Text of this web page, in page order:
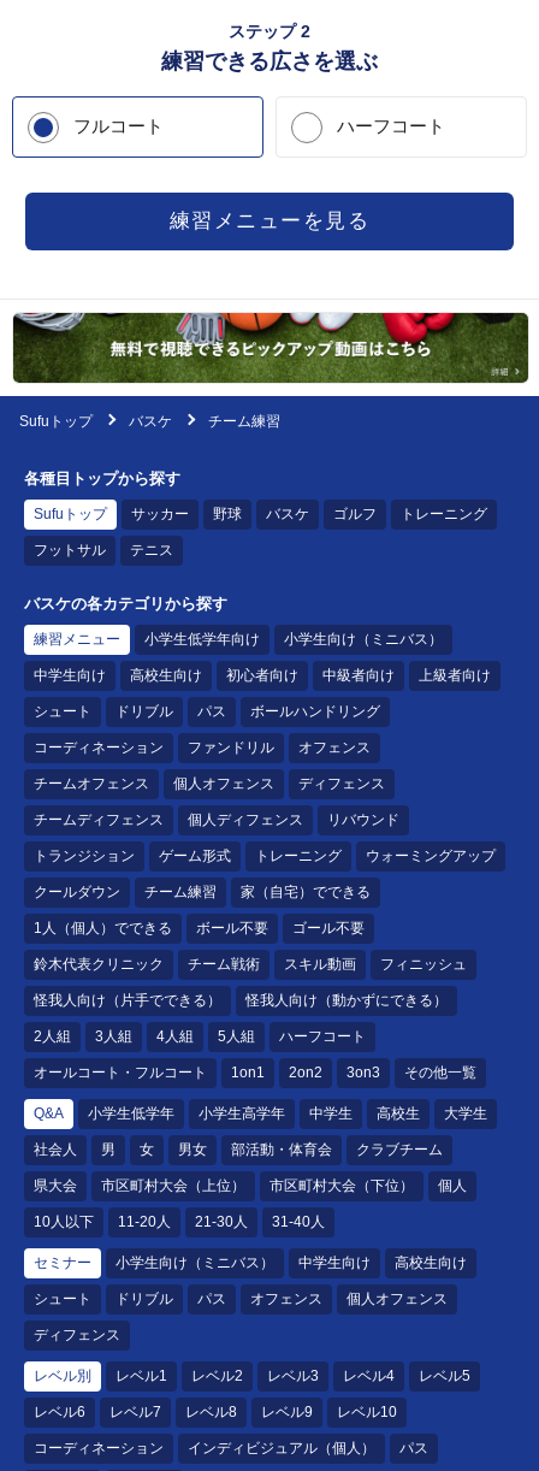
ステップ 2
練習できる広さを選ぶ
フルコート ハーフコート
Sufuトップ バスケ チーム練習
各種目トップから探す
Sufuトップ サッカー 野球 バスケ ゴルフ トレーニング
フットサル テニス
バスケの各カテゴリから探す
練習メニュー 小学生低学年向け 小学生向け（ミニバス）
中学生向け 高校生向け 初心者向け 中級者向け 上級者向け
シュート ドリブル パス ボールハンドリング
コーディネーション ファンドリル オフェンス
チームオフェンス 個人オフェンス ディフェンス
チームディフェンス 個人ディフェンス リバウンド
トランジション ゲーム形式 トレーニング ウォーミングアップ
クールダウン チーム練習 家（自宅）でできる
1人（個人）でできる ボール不要 ゴール不要
鈴木代表クリニック チーム戦術 スキル動画 フィニッシュ
怪我人向け（片手でできる） 怪我人向け（動かずにできる）
2人組 3人組 4人組 5人組 ハーフコート
オールコート・フルコート 1on1 2on2 3on3 その他一覧
Q&A 小学生低学年 小学生高学年 中学生 高校生 大学生
社会人 男 女 男女 部活動・体育会 クラブチーム
県大会 市区町村大会（上位） 市区町村大会（下位） 個人
10人以下 11-20人 21-30人 31-40人
セミナー 小学生向け（ミニバス） 中学生向け 高校生向け
シュート ドリブル パス オフェンス 個人オフェンス
ディフェンス
レベル別 レベル1 レベル2 レベル3 レベル4 レベル5
レベル6 レベル7 レベル8 レベル9 レベル10
コーディネーション インディビジュアル（個人） パス